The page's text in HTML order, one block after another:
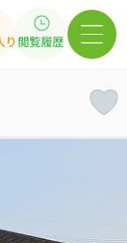
り 閲覧履歴